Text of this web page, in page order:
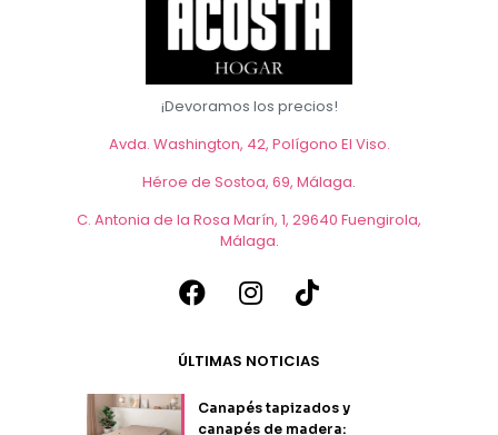
¡Devoramos los precios!
Avda. Washington, 42, Polígono El Viso.
Héroe de Sostoa, 69, Málaga.
C. Antonia de la Rosa Marín, 1, 29640 Fuengirola,
Málaga.
ÚLTIMAS NOTICIAS
Canapés tapizados y
canapés de madera: